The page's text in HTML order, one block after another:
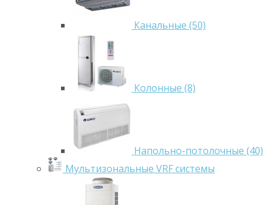
Канальные (50)
Колонные (8)
Напольно-потолочные (40)
Мультизональные VRF системы